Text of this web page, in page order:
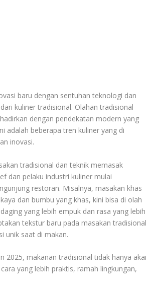
baru dengan sentuhan teknologi dan
kuliner tradisional. Olahan tradisional
dengan pendekatan modern yang
adalah beberapa tren kuliner yang di
inovasi.
tradisional dan teknik memasak
dan pelaku industri kuliner mulai
restoran. Misalnya, masakan khas
dan bumbu yang khas, kini bisa di olah
yang lebih empuk dan rasa yang lebih
tekstur baru pada masakan
unik saat di makan.
2025, makanan tradisional tidak hanya
yang lebih praktis, ramah lingkungan,